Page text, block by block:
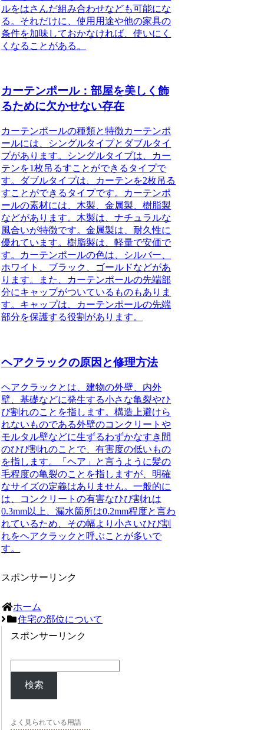
ルをはさんだ組み合わせなども可能にな
る。それだけに、使用用途や他の家具の
条件を加味しておかなければ、使いにく
くなることがある。
カーテンポール：部屋を美しく飾
るために欠かせない存在
カーテンポールの種類と特徴カーテンポ
ールには、シングルタイプとダブルタイ
プがあります。シングルタイプは、カー
テンを1枚吊るすことができるタイプで
す。ダブルタイプは、カーテンを2枚吊る
すことができるタイプです。カーテンポ
ールの素材には、木製、金属製、樹脂製
などがあります。木製は、ナチュラルな
風合いが特徴です。金属製は、耐久性に
優れています。樹脂製は、軽量で安価で
す。カーテンポールの色は、シルバー、
ホワイト、ブラック、ゴールドなどがあ
ります。また、カーテンポールの先端部
分にキャップがついているものもありま
す。キャップは、カーテンポールの先端
部分を保護する役割があります。
ヘアクラックの原因と修理方法
ヘアクラックとは、建物の外壁、内外
壁、基礎などに発生する小さな亀裂やひ
び割れのこと を指します。構造上避けら
れないものである外壁のコンクリートや
モルタル壁などに生ずるわずかなすき間
のひび割れのことで、有害度の低いもの
を指します。
「ヘア」と言うように髪の
毛程度の亀裂のことを指しますが、明確
なサイズの定義はありません。一般的に
は、コンクリートの有害なひび割れは
0.3mm以上、漏水箇所は0.2mm程度と言わ
れているため、 その幅より小さいひび割
れをヘアクラックと呼ぶことが多いで
す。
スポンサーリンク
ホーム
住宅の部位について
スポンサーリンク
検索
よく見られている用語